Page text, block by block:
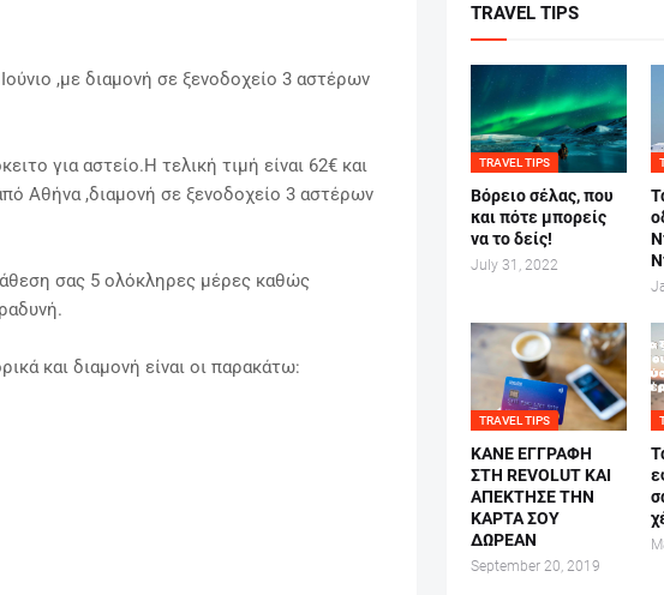
,με διαμονή σε ξενοδοχείο 3 αστέρων
για αστείο.Η τελική τιμή είναι 62€ και
Αθήνα ,διαμονή σε ξενοδοχείο 3 αστέρων
σας 5 ολόκληρες μέρες καθώς
και διαμονή είναι οι παρακάτω:
TRAVEL TIPS
TRAVEL TIPS
Βόρειο σέλας, που
και πότε μπορείς
να το δείς!
July 31, 2022
TRAVEL TIPS
ΚΑΝΕ ΕΓΓΡΑΦΗ
ΣΤΗ REVOLUT ΚΑΙ
ΑΠΕΚΤΗΣΕ ΤΗΝ
ΚΑΡΤΑ ΣΟΥ
ΔΩΡΕΑΝ
September 20, 2019